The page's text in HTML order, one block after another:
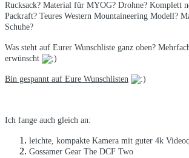
Rucksack? Material für MYOG? Drohne? Komplett
Packraft? Teures Western Mountaineering Modell?
Schuhe?
Was steht auf Eurer Wunschliste ganz oben?
erwünscht
Bin gespannt auf Eure Wunschlisten
Ich fange auch gleich an:
leichte, kompakte Kamera mit guter 4k
Gossamer Gear The DCF Two